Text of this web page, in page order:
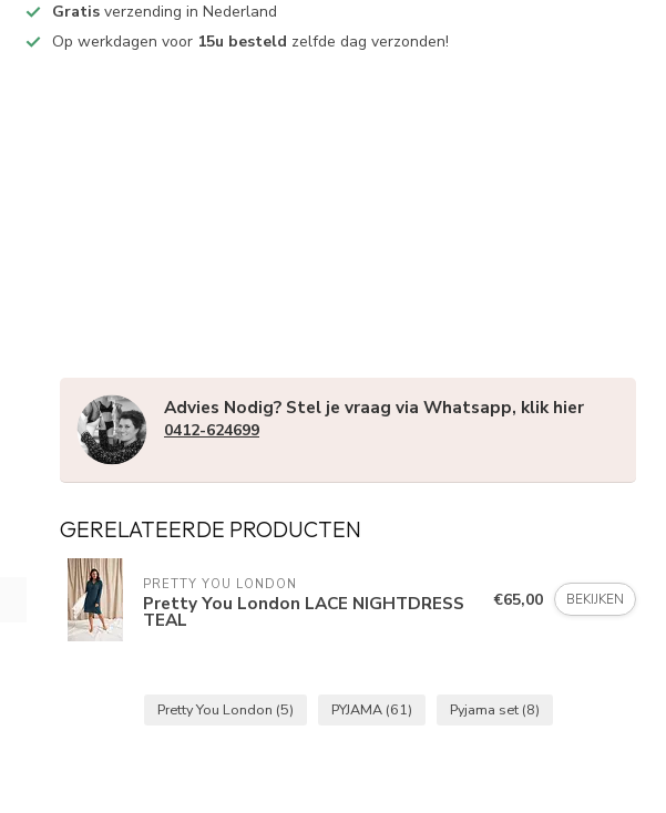
Gratis verzending in Nederland
Op werkdagen voor 15u besteld zelfde dag verzonden!
Advies Nodig? Stel je vraag via Whatsapp, klik hier
0412-624699
GERELATEERDE PRODUCTEN
PRETTY YOU LONDON
Pretty You London LACE NIGHTDRESS
TEAL
€65,00 BEKIJKEN
Pretty You London (5) PYJAMA (61) Pyjama set (8)